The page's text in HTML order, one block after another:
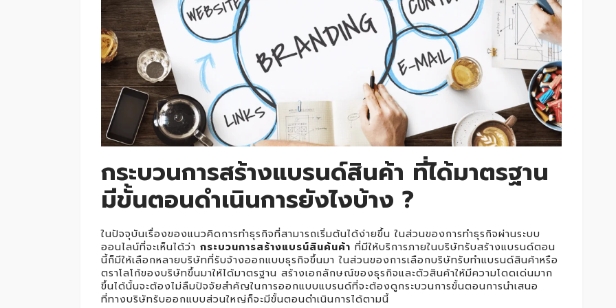
กระบวนการสร้างแบรนด์สินค้า ที่ได้มาตรฐาน
มีขั้นตอนดำเนินการยังไงบ้าง ?
ในปัจจุบันเรื่องของแนวคิดการทำธุรกิจที่สามารถเริ่มต้นได้ง่ายขึ้น ในส่วนของการทำธุรกิจผ่านระบบ
ออนไลน์ที่จะเห็นได้ว่า กระบวนการสร้างแบรน์สินค้นค้า ที่มีให้บริการภายในบริษัทรับสร้างแบรนด์ตอน
นี้ก็มีให้เลือกหลายบริษัทที่รับจ้างออกแบบธุรกิจขึ้นมา ในส่วนของการเลือกบริษัทรับทำแบรนด์สินค้าหรือ
ตราโลโก้ของบริษัทขึ้นมาให้ได้มาตรฐาน สร้างเอกลักษณ์ของธุรกิจและตัวสินค้าให้มีความโดดเด่นมาก
ขึ้นได้นั้นจะต้องไม่ลืมปัจจัยสำคัญในการออกแบบแบรนด์ที่จะต้องดูกระบวนการขั้นตอนการนำเสนอ
ที่ทางบริษัทรับออกแบบส่วนใหญ่ก็จะมีขั้นตอนดำเนินการได้ตามนี้